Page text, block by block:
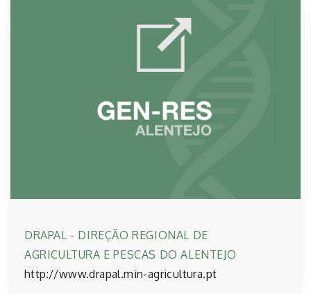
DRAPAL - DIREÇÃO REGIONAL DE
AGRICULTURA E PESCAS DO ALENTEJO
http://www.drapal.min-agricultura.pt